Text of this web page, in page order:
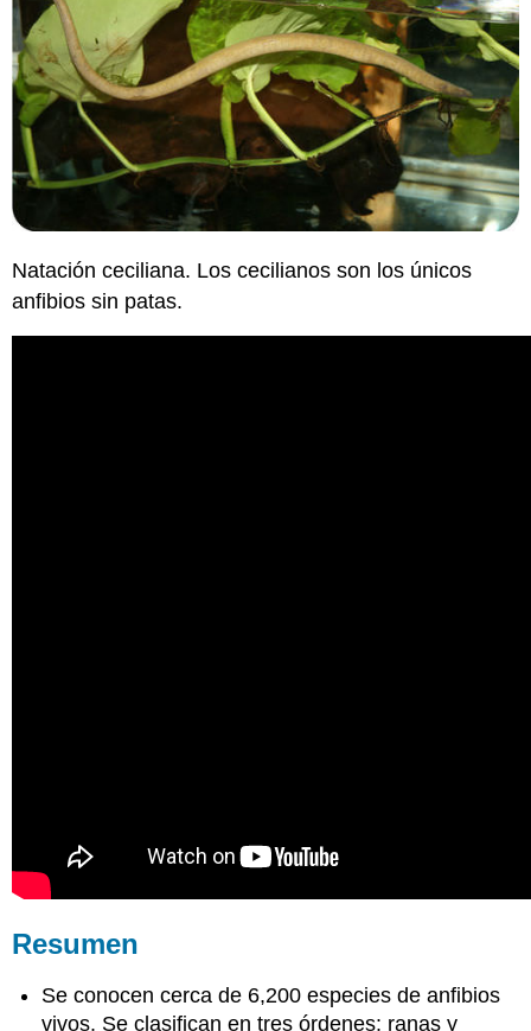
Natación ceciliana. Los cecilianos son los únicos
anfibios sin patas.
Resumen
Se conocen cerca de 6,200 especies de anfibios
vivos. Se clasifican en tres órdenes: ranas y